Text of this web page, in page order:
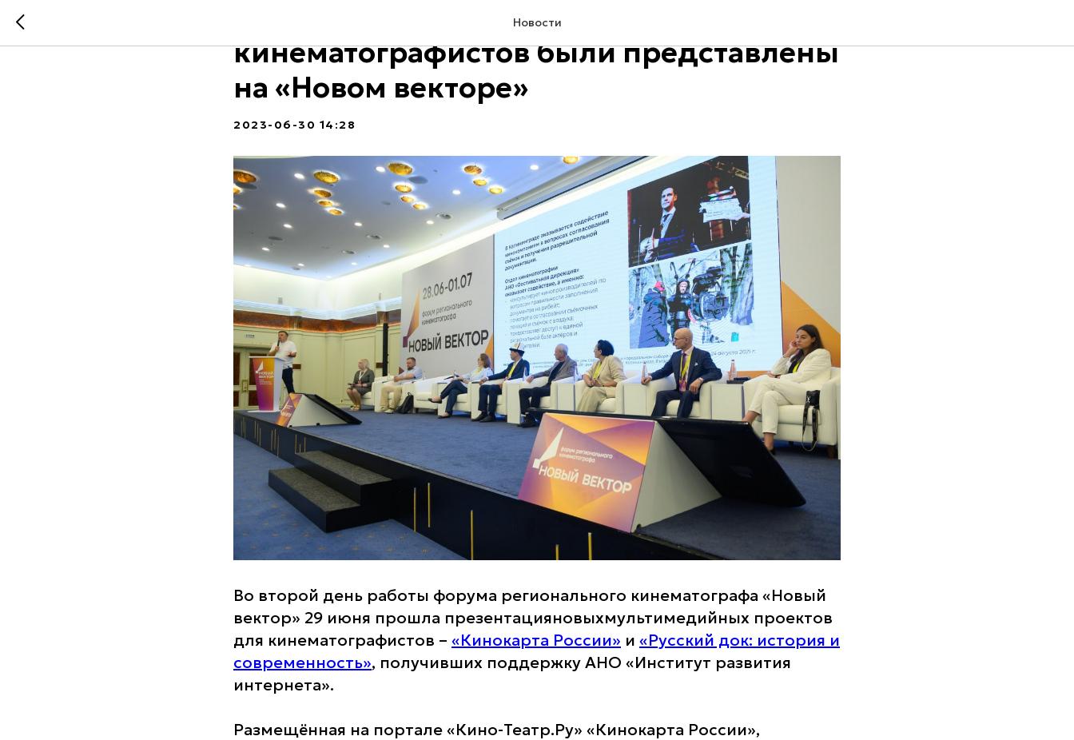
Новости
Мультимедийные проекты для
кинематографистов были представлены
на «Новом векторе»
2023-06-30 14:28
Во второй день работы форума регионального кинематографа «Новый
вектор» 29 июня прошла презентацияновыхмультимедийных проектов
для кинематографистов – «Кинокарта России» и «Русский док: история и
современность», получивших поддержку АНО «Институт развития
интернета».
Размещённая на портале «Кино-Театр.Ру» «Кинокарта России»,